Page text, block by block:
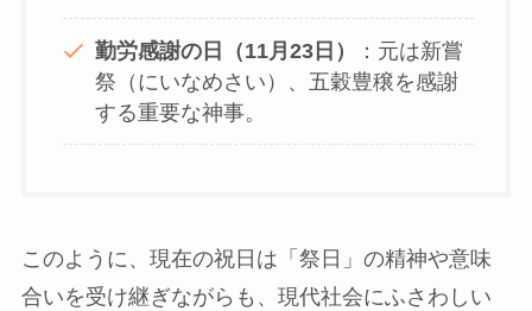
勤労感謝の日（11月23日）
：元は新嘗
祭（にいなめさい）、五穀豊穣を感謝
する重要な神事。
このように、現在の祝日は「祭日」の精神や意味
合いを受け継ぎながらも、現代社会にふさわしい